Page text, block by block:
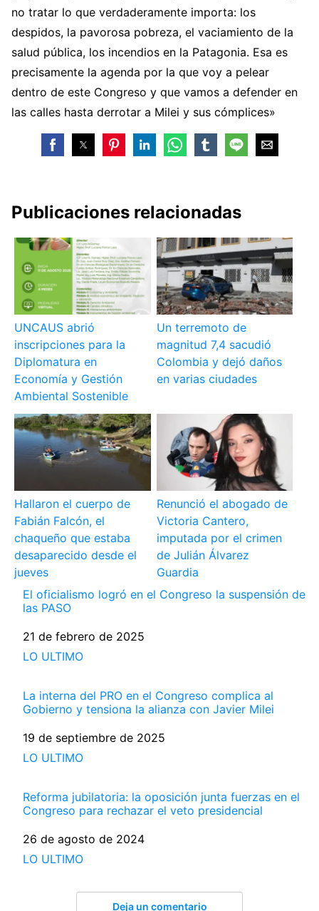
no tratar lo que verdaderamente importa: los
despidos, la pavorosa pobreza, el vaciamiento de la
salud pública, los incendios en la Patagonia. Esa es
precisamente la agenda por la que voy a pelear
dentro de este Congreso y que vamos a defender en
las calles hasta derrotar a Milei y sus cómplices»
Publicaciones relacionadas
UNCAUS abrió
inscripciones para la
Diplomatura en
Economía y Gestión
Ambiental Sostenible
Un terremoto de
magnitud 7,4 sacudió
Colombia y dejó daños
en varias ciudades
Hallaron el cuerpo de
Fabián Falcón, el
chaqueño que estaba
desaparecido desde el
jueves
Renunció el abogado de
Victoria Cantero,
imputada por el crimen
de Julián Álvarez
Guardia
El oficialismo logró en el Congreso la suspensión de
las PASO
Fecha
21 de febrero de 2025
Respecto a
LO ULTIMO
La interna del PRO en el Congreso complica al
Gobierno y tensiona la alianza con Javier Milei
Fecha
19 de septiembre de 2025
Respecto a
LO ULTIMO
Reforma jubilatoria: la oposición junta fuerzas en el
Congreso para rechazar el veto presidencial
Fecha
26 de agosto de 2024
Respecto a
LO ULTIMO
Deja un comentario